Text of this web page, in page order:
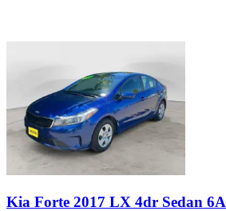
Kia Forte 2017 LX 4dr Sedan 6A